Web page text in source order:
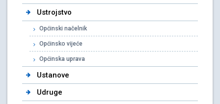
Ustrojstvo
Općinski načelnik
Općinsko vijeće
Općinska uprava
Ustanove
Udruge